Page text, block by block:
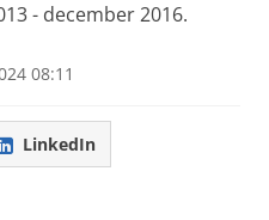
- december 2016.
08:11
LinkedIn